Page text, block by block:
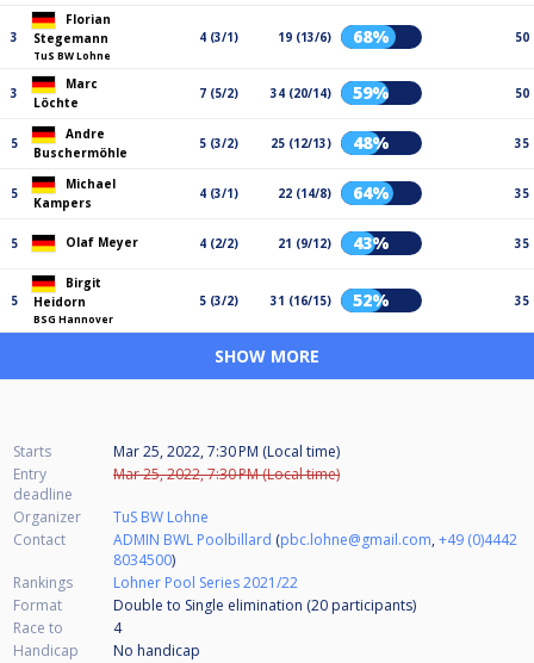
3
Florian
Stegemann
TuS BW Lohne
4 (3/1) 19 (13/6) 68% 50
3
Marc
Löchte
7 (5/2) 34 (20/14) 59% 50
5
Andre
Buschermöhle
5 (3/2) 25 (12/13) 48% 35
5
Michael
Kampers
4 (3/1) 22 (14/8) 64% 35
5 Olaf Meyer 4 (2/2) 21 (9/12) 43% 35
5
Birgit
Heidorn
BSG Hannover
5 (3/2) 31 (16/15) 52% 35
SHOW MORE
Starts
Mar 25, 2022, 7:30 PM (Local time)
Entry
deadline
Mar 25, 2022, 7:30 PM (Local time)
Organizer
TuS BW Lohne
Contact
ADMIN BWL Poolbillard (pbc.lohne@gmail.com,+49 (0)4442
8034500)
Rankings
Lohner Pool Series 2021/22
Format
Double to Single elimination (20 participants)
Race to
4
Handicap
No handicap